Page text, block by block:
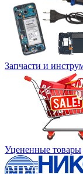
Запчасти и
Уцененные товары